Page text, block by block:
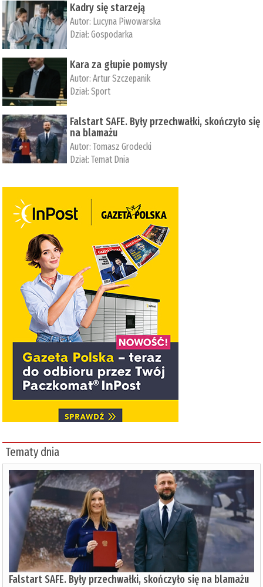
Kadry się starzeją
Autor: Lucyna Piwowarska
Dział:Gospodarka
Kara za głupie pomysły
Autor:Artur Szczepanik
Dział:Sport
Falstart SAFE. Były przechwałki, skończyło się
na blamażu
Autor:Tomasz Grodecki
Dział:Temat Dnia
Tematy dnia
Falstart SAFE. Były przechwałki, skończyło się na blamażu